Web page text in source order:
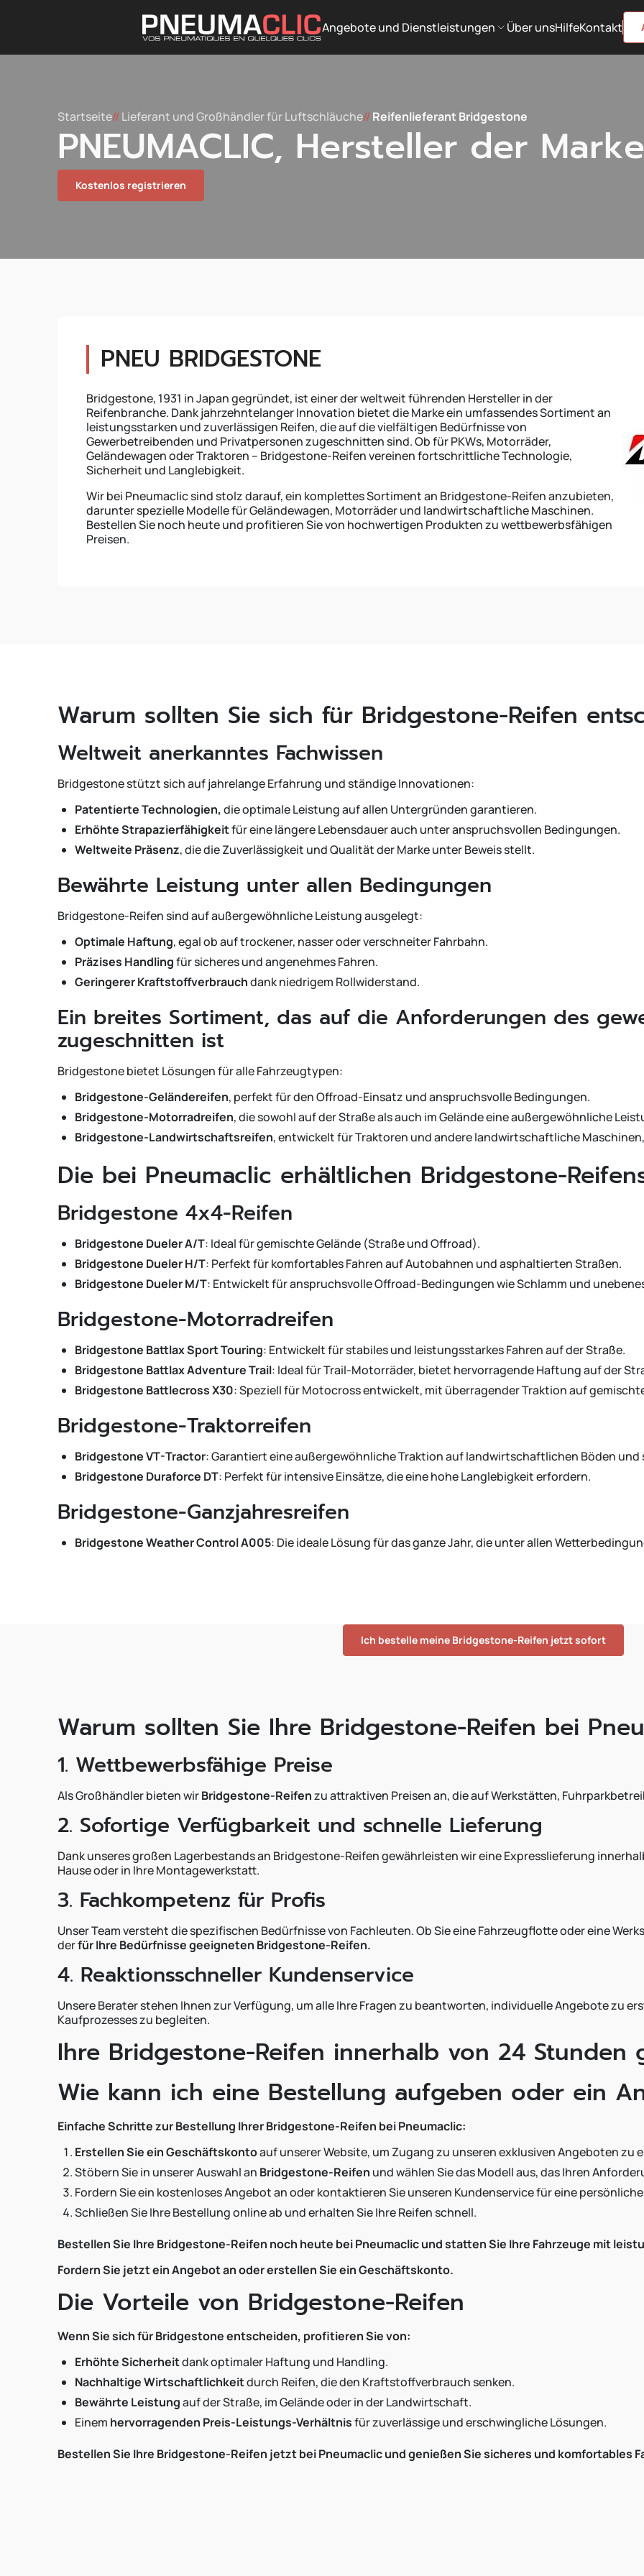
Angebote und Dienstleistungen Über unsHilfeKontakt
Startseite// Lieferant und Großhändler für Luftschläuche// Reifenlieferant Bridgestone
PNEUMACLIC, Hersteller der Marke
Kostenlos registrieren
PNEU BRIDGESTONE
Bridgestone, 1931 in Japan gegründet, ist einer der weltweit führenden Hersteller in der
Reifenbranche. Dank jahrzehntelanger Innovation bietet die Marke ein umfassendes Sortiment an
leistungsstarken und zuverlässigen Reifen, die auf die vielfältigen Bedürfnisse von
Gewerbetreibenden und Privatpersonen zugeschnitten sind. Ob für PKWs, Motorräder,
Geländewagen oder Traktoren – Bridgestone-Reifen vereinen fortschrittliche Technologie,
Sicherheit und Langlebigkeit.
Wir bei Pneumaclic sind stolz darauf, ein komplettes Sortiment an Bridgestone-Reifen anzubieten,
darunter spezielle Modelle für Geländewagen, Motorräder und landwirtschaftliche Maschinen.
Bestellen Sie noch heute und profitieren Sie von hochwertigen Produkten zu wettbewerbsfähigen
Preisen.
Warum sollten Sie sich für Bridgestone-Reifen
Weltweit anerkanntes Fachwissen
Bridgestone stützt sich auf jahrelange Erfahrung und ständige Innovationen:
Patentierte Technologien, die optimale Leistung auf allen Untergründen garantieren.
Erhöhte Strapazierfähigkeitfür eine längere Lebensdauer auch unter anspruchsvollen Bedingungen.
Weltweite Präsenz, die die Zuverlässigkeit und Qualität der Marke unter Beweis stellt.
Bewährte Leistung unter allen Bedingungen
Bridgestone-Reifen sind auf außergewöhnliche Leistung ausgelegt:
Optimale Haftung, egal ob auf trockener, nasser oder verschneiter Fahrbahn.
Präzises Handlingfür sicheres und angenehmes Fahren.
Geringerer Kraftstoffverbrauchdank niedrigem Rollwiderstand.
Ein breites Sortiment, das auf die Anforderungen des
zugeschnitten ist
Bridgestone bietet Lösungen für alle Fahrzeugtypen:
Bridgestone-Geländereifen, perfekt für den Offroad-Einsatz und anspruchsvolle Bedingungen.
Bridgestone-Motorradreifen, die sowohl auf der Straße als auch im Gelände eine außergewöhnliche
Bridgestone-Landwirtschaftsreifen, entwickelt für Traktoren und andere landwirtschaftliche
Die bei Pneumaclic erhältlichen Bridgestone-
Bridgestone 4x4-Reifen
Bridgestone Dueler A/T: Ideal für gemischte Gelände (Straße und Offroad).
Bridgestone Dueler H/T: Perfekt für komfortables Fahren auf Autobahnen und asphaltierten Straßen.
Bridgestone Dueler M/T: Entwickelt für anspruchsvolle Offroad-Bedingungen wie Schlamm und
Bridgestone-Motorradreifen
Bridgestone Battlax Sport Touring: Entwickelt für stabiles und leistungsstarkes Fahren auf der Straße.
Bridgestone Battlax Adventure Trail: Ideal für Trail-Motorräder, bietet hervorragende Haftung auf der
Bridgestone Battlecross X30: Speziell für Motocross entwickelt, mit überragender Traktion auf
Bridgestone-Traktorreifen
Bridgestone VT-Tractor: Garantiert eine außergewöhnliche Traktion auf landwirtschaftlichen Böden
Bridgestone Duraforce DT: Perfekt für intensive Einsätze, die eine hohe Langlebigkeit erfordern.
Bridgestone-Ganzjahresreifen
Bridgestone Weather Control A005: Die ideale Lösung für das ganze Jahr, die unter allen
Ich bestelle meine Bridgestone-Reifen jetzt sofort
Warum sollten Sie Ihre Bridgestone-Reifen bei
1. Wettbewerbsfähige Preise
Als Großhändler bieten wirBridgestone-Reifenzu attraktiven Preisen an, die auf Werkstätten,
2. Sofortige Verfügbarkeit und schnelle Lieferung
Dank unseres großen Lagerbestands an Bridgestone-Reifen gewährleisten wir eine Expresslieferung
Hause oder in Ihre Montagewerkstatt.
3. Fachkompetenz für Profis
Unser Team versteht die spezifischen Bedürfnisse von Fachleuten. Ob Sie eine Fahrzeugflotte oder eine
derfür Ihre Bedürfnisse geeigneten Bridgestone-Reifen.
4. Reaktionsschneller Kundenservice
Unsere Berater stehen Ihnen zur Verfügung, um alle Ihre Fragen zu beantworten, individuelle Angebote zu
Kaufprozesses zu begleiten.
Ihre Bridgestone-Reifen innerhalb von 24 Stunden
Wie kann ich eine Bestellung aufgeben oder ein
Einfache Schritte zur Bestellung Ihrer Bridgestone-Reifen bei Pneumaclic:
Erstellen Sie ein Geschäftskontoauf unserer Website, um Zugang zu unseren exklusiven Angeboten zu
Stöbern Sie in unserer Auswahl an Bridgestone-Reifen und wählen Sie das Modell aus, das Ihren
Fordern Sie ein kostenloses Angebot an oder kontaktieren Sie unseren Kundenservice für eine
Schließen Sie Ihre Bestellung online ab und erhalten Sie Ihre Reifen schnell.
Bestellen Sie Ihre Bridgestone-Reifen noch heute bei Pneumaclic und statten Sie Ihre Fahrzeuge mit
Fordern Sie jetzt ein Angebot an oder erstellen Sie ein Geschäftskonto.
Die Vorteile von Bridgestone-Reifen
Wenn Sie sich für Bridgestone entscheiden, profitieren Sie von:
Erhöhte Sicherheitdank optimaler Haftung und Handling.
Nachhaltige Wirtschaftlichkeitdurch Reifen, die den Kraftstoffverbrauch senken.
Bewährte Leistungauf der Straße, im Gelände oder in der Landwirtschaft.
Einem hervorragenden Preis-Leistungs-Verhältnisfür zuverlässige und erschwingliche Lösungen.
Bestellen Sie Ihre Bridgestone-Reifen jetzt bei Pneumaclic und genießen Sie sicheres und komfortables